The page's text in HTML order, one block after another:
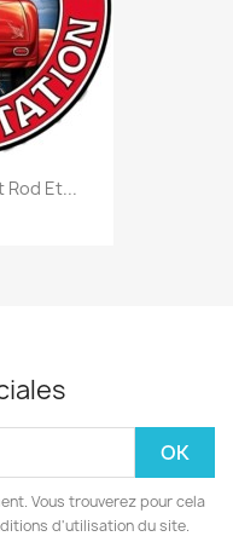
Rod Et...
Vous trouverez pour cela
d'utilisation du site.